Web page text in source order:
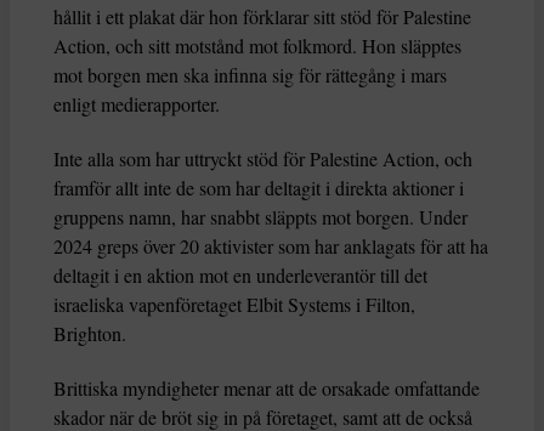
hållit i ett plakat där hon förklarar sitt stöd för Palestine
Action, och sitt motstånd mot folkmord. Hon släpptes
mot borgen men ska infinna sig för rättegång i mars
enligt medierapporter.
Inte alla som har uttryckt stöd för Palestine Action, och
framför allt inte de som har deltagit i direkta aktioner i
gruppens namn, har snabbt släppts mot borgen. Under
2024 greps över 20 aktivister som har anklagats för att ha
deltagit i en aktion mot en underleverantör till det
israeliska vapenföretaget Elbit Systems i Filton,
Brighton.
Brittiska myndigheter menar att de orsakade omfattande
skador när de bröt sig in på företaget, samt att de också